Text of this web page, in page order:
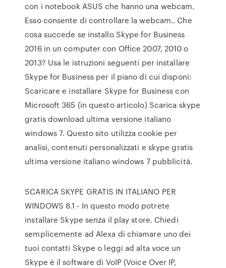
con i notebook ASUS che hanno una webcam.
Esso consente di controllare la webcam.. Che
cosa succede se installo Skype for Business
2016 in un computer con Office 2007, 2010 o
2013? Usa le istruzioni seguenti per installare
Skype for Business per il piano di cui disponi:
Scaricare e installare Skype for Business con
Microsoft 365 (in questo articolo) Scarica skype
gratis download ultima versione italiano
windows 7. Questo sito utilizza cookie per
analisi, contenuti personalizzati e skype gratis
ultima versione italiano windows 7 pubblicità.
SCARICA SKYPE GRATIS IN ITALIANO PER
WINDOWS 8.1 - In questo modo potrete
installare Skype senza il play store. Chiedi
semplicemente ad Alexa di chiamare uno dei
tuoi contatti Skype o leggi ad alta voce un
Skype è il software di VoIP (Voice Over IP,